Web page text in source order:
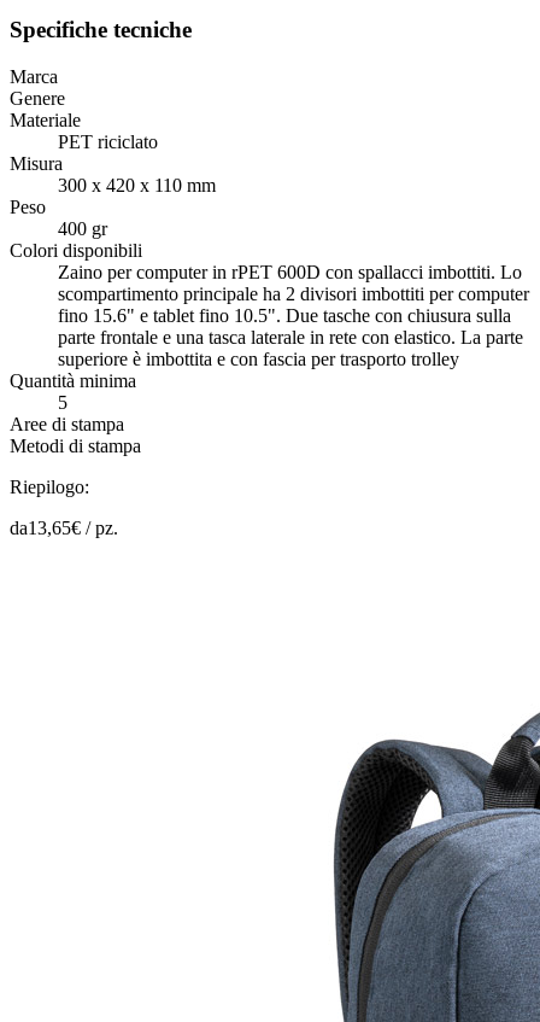
Specifiche tecniche
Marca
Genere
Materiale
PET riciclato
Misura
300 x 420 x 110 mm
Peso
400 gr
Colori disponibili
Zaino per computer in rPET 600D con spallacci imbottiti. Lo
scompartimento principale ha 2 divisori imbottiti per computer
fino 15.6" e tablet fino 10.5". Due tasche con chiusura sulla
parte frontale e una tasca laterale in rete con elastico. La parte
superiore è imbottita e con fascia per trasporto trolley
Quantità minima
5
Aree di stampa
Metodi di stampa
Riepilogo:
da13,65€ /pz.